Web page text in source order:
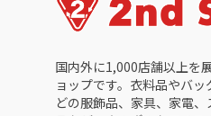
国内外に1,000店舗以上を
ョップです。衣料品やバ
どの服飾品、家具、家電